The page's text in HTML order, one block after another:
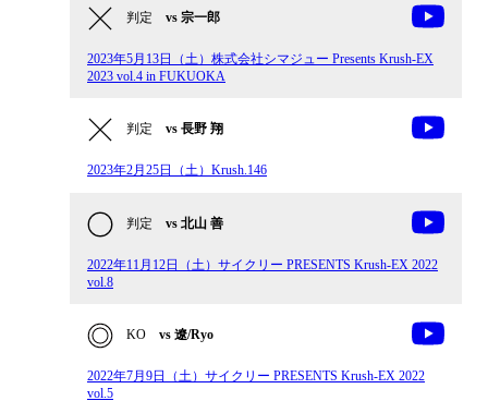
判定 vs 宗一郎
2023年5月13日（土）株式会社シマジュー Presents Krush-EX
2023 vol.4 in FUKUOKA
判定 vs 長野 翔
2023年2月25日（土）Krush.146
判定 vs 北山 善
2022年11月12日（土）サイクリー PRESENTS Krush-EX 2022
vol.8
KO vs 遼/Ryo
2022年7月9日（土）サイクリー PRESENTS Krush-EX 2022
vol.5